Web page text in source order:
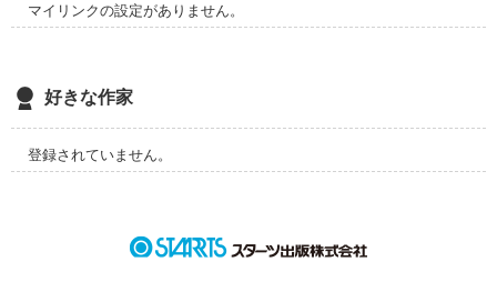
×
世話役　九重　空来(ここのえ　そら)
「(俺がいつまでも世話役だと思ったら間違いだか)」
マイリンクの設定がありません。
好きな作家
登録されていません。